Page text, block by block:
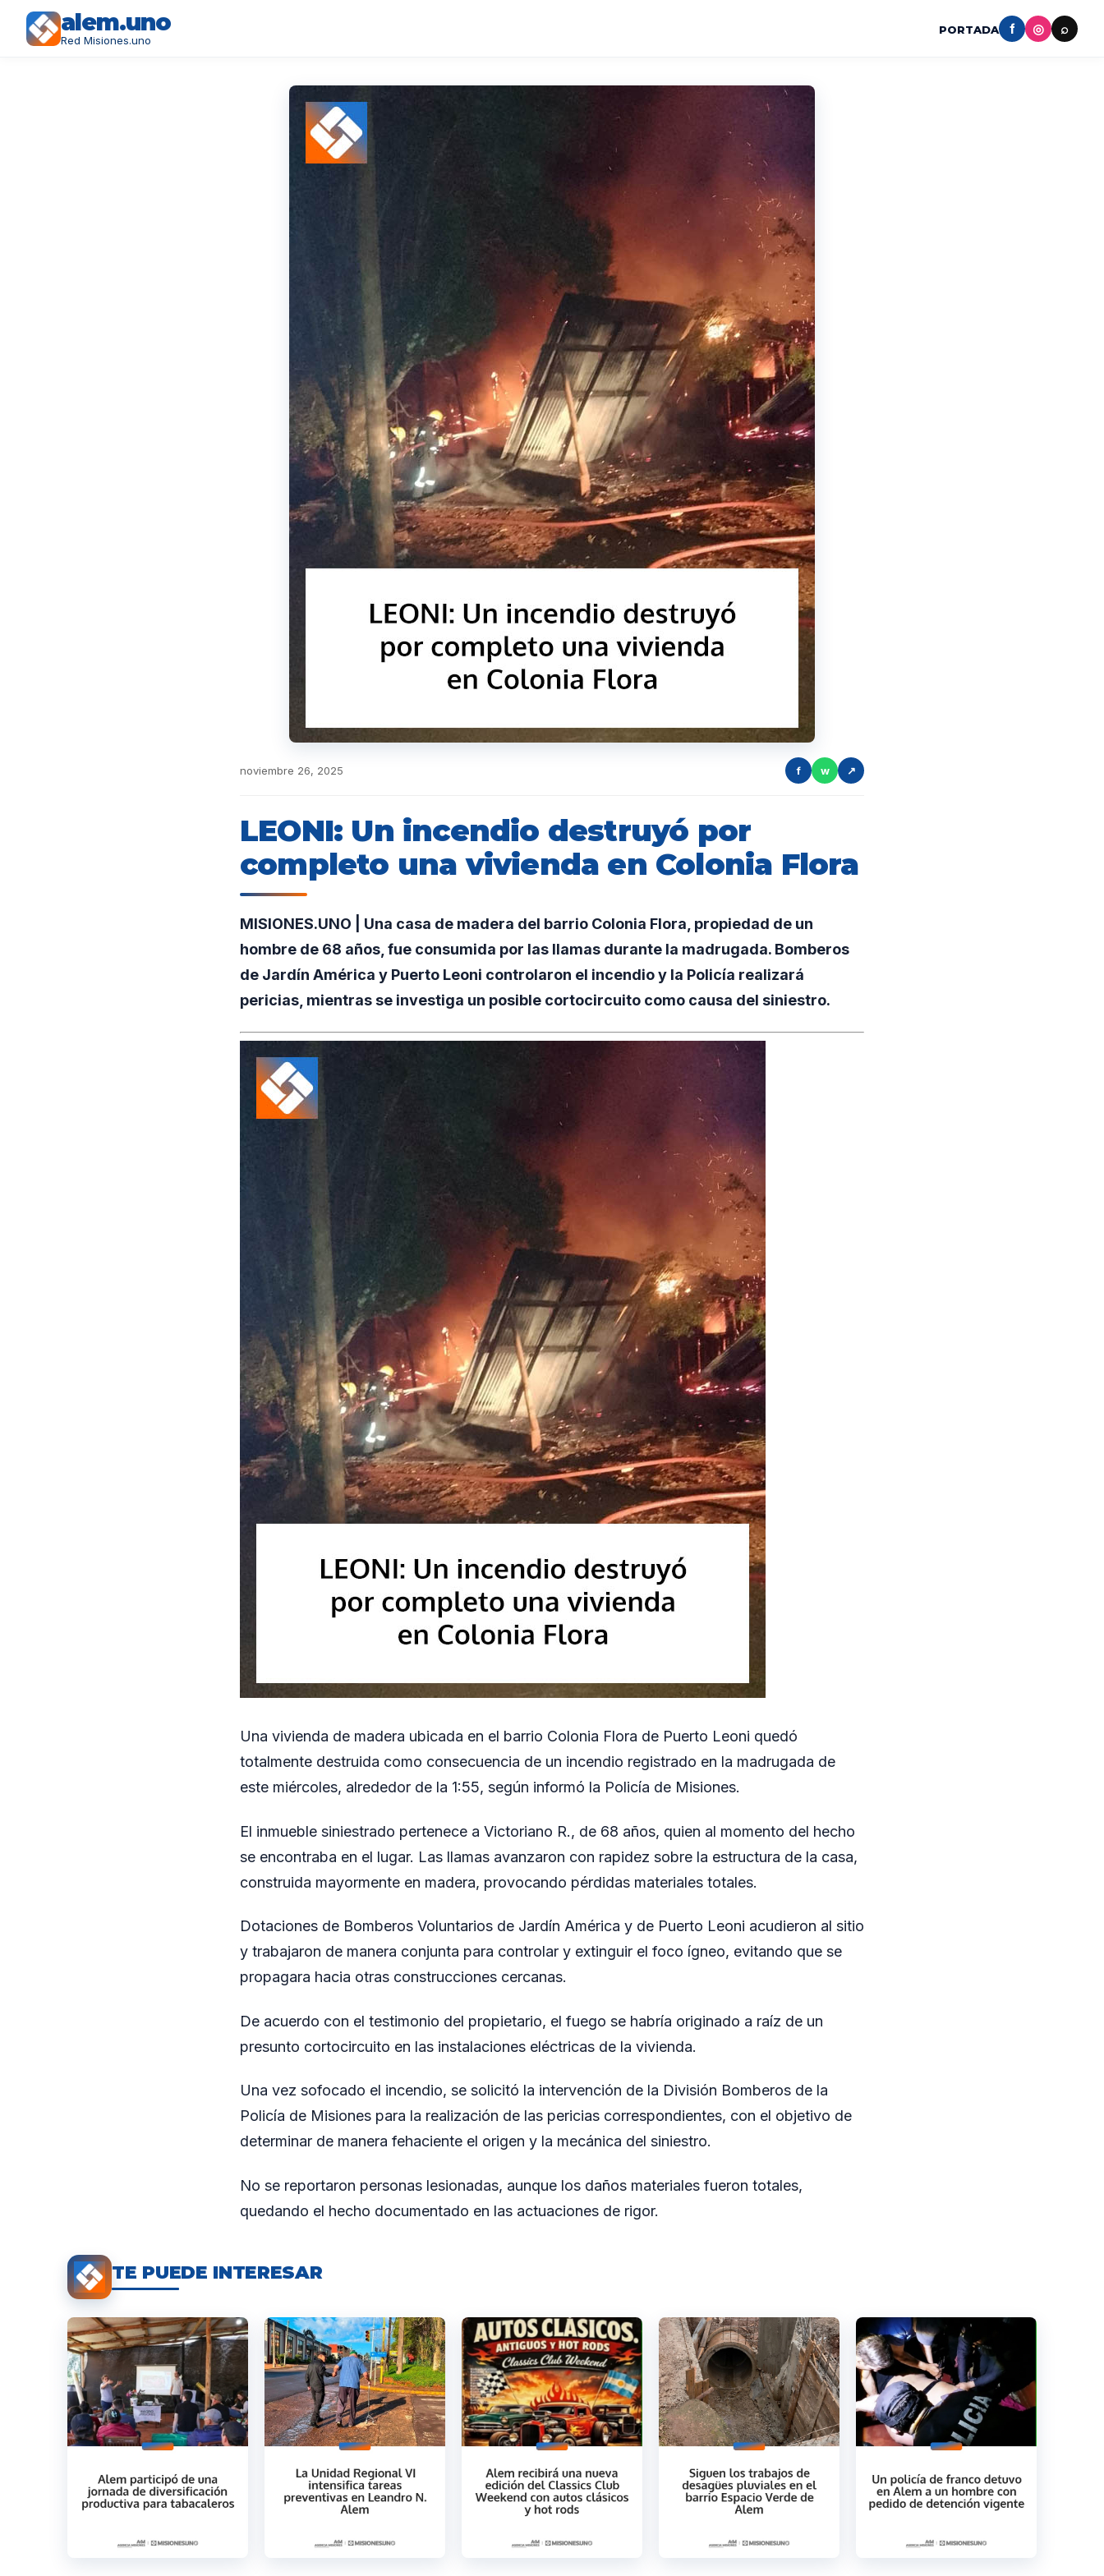
alem.uno
Red Misiones.uno
PORTADA f ◎ ⌕
noviembre 26, 2025 f w ↗
LEONI: Un incendio destruyó por
completo una vivienda en Colonia Flora
MISIONES.UNO | Una casa de madera del barrio Colonia Flora, propiedad de un
hombre de 68 años, fue consumida por las llamas durante la madrugada. Bomberos
de Jardín América y Puerto Leoni controlaron el incendio y la Policía realizará
pericias, mientras se investiga un posible cortocircuito como causa del siniestro.
Una vivienda de madera ubicada en el barrio Colonia Flora de Puerto Leoni quedó
totalmente destruida como consecuencia de un incendio registrado en la madrugada de
este miércoles, alrededor de la 1:55, según informó la Policía de Misiones.
El inmueble siniestrado pertenece a Victoriano R., de 68 años, quien al momento del hecho
se encontraba en el lugar. Las llamas avanzaron con rapidez sobre la estructura de la casa,
construida mayormente en madera, provocando pérdidas materiales totales.
Dotaciones de Bomberos Voluntarios de Jardín América y de Puerto Leoni acudieron al sitio
y trabajaron de manera conjunta para controlar y extinguir el foco ígneo, evitando que se
propagara hacia otras construcciones cercanas.
De acuerdo con el testimonio del propietario, el fuego se habría originado a raíz de un
presunto cortocircuito en las instalaciones eléctricas de la vivienda.
Una vez sofocado el incendio, se solicitó la intervención de la División Bomberos de la
Policía de Misiones para la realización de las pericias correspondientes, con el objetivo de
determinar de manera fehaciente el origen y la mecánica del siniestro.
No se reportaron personas lesionadas, aunque los daños materiales fueron totales,
quedando el hecho documentado en las actuaciones de rigor.
TE PUEDE INTERESAR